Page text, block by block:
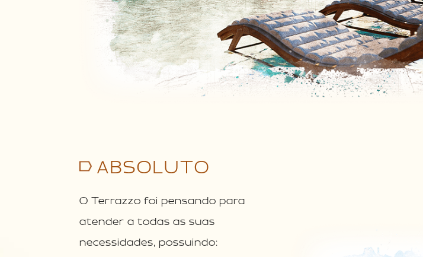
ABSOLUTO
O Terrazzo foi pensando para
atender a todas as suas
necessidades, possuindo: